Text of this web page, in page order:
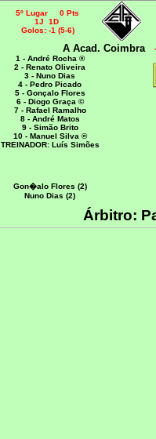
5º Lugar 0 Pts
1J 1D
Golos: -1 (5-6)
A Acad. Coimbra
1 - André Rocha ®
2 - Renato Oliveira
3 - Nuno Dias
4 - Pedro Picado
5 - Gonçalo Flores
6 - Diogo Graça ©
7 - Rafael Ramalho
8 - André Matos
9 - Simão Brito
10 - Manuel Silva ®
TREINADOR: Luís Simões
Gon�alo Flores (2)
Nuno Dias (2)
Árbitro: